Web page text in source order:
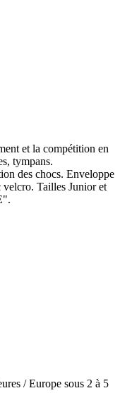
et la compétition en
tympans.
des chocs. Enveloppe
velcro. Tailles Junior et